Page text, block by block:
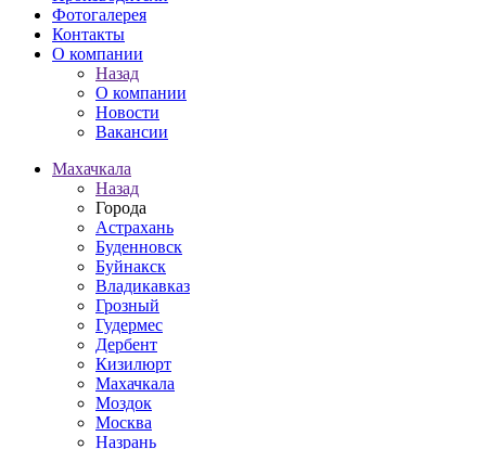
Фотогалерея
Контакты
О компании
Назад
О компании
Новости
Вакансии
Махачкала
Назад
Города
Астрахань
Буденновск
Буйнакск
Владикавказ
Грозный
Гудермес
Дербент
Кизилюрт
Махачкала
Моздок
Москва
Назрань